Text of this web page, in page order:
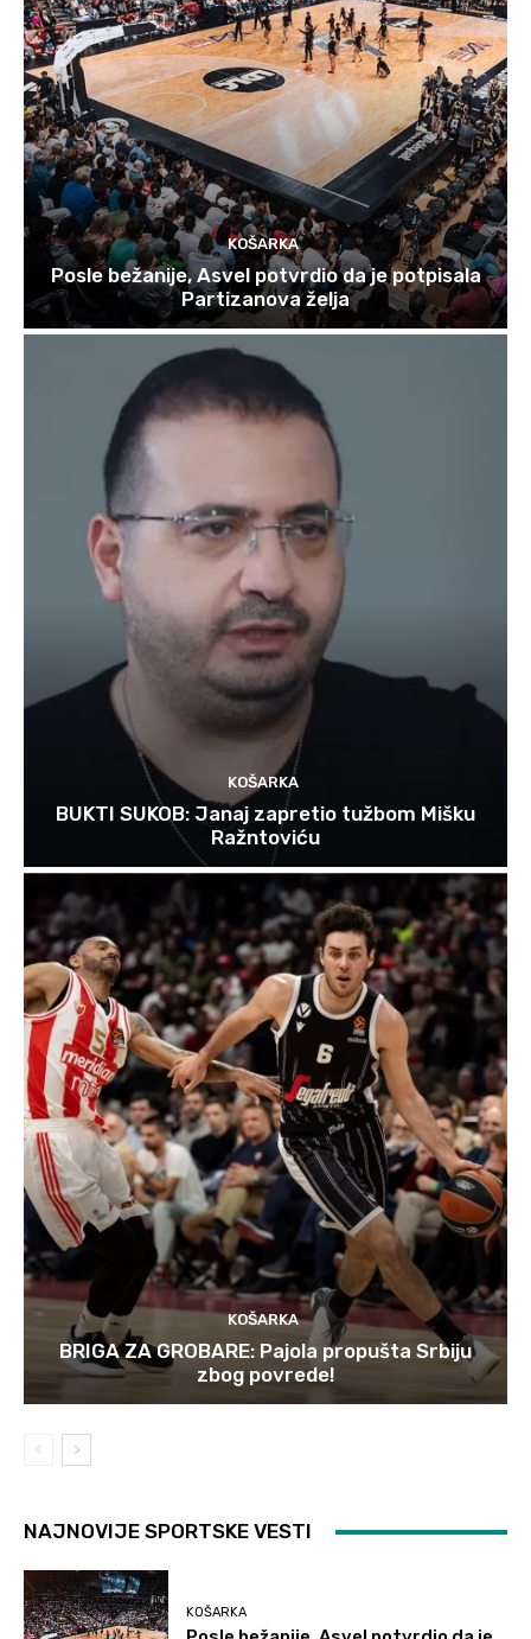
KOŠARKA
Posle bežanije, Asvel potvrdio da je potpisala
Partizanova želja
KOŠARKA
BUKTI SUKOB: Janaj zapretio tužbom Mišku
Ražntoviću
KOŠARKA
BRIGA ZA GROBARE: Pajola propušta Srbiju
zbog povrede!
NAJNOVIJE SPORTSKE VESTI
KOŠARKA